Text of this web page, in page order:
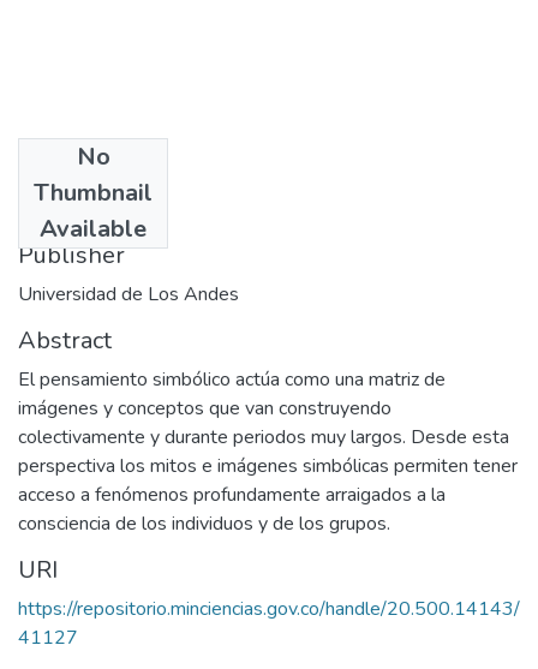
No
Thumbnail
Available
1998-03-06
Publisher
Universidad de Los Andes
Abstract
El pensamiento simbólico actúa como una matriz de
imágenes y conceptos que van construyendo
colectivamente y durante periodos muy largos. Desde esta
perspectiva los mitos e imágenes simbólicas permiten tener
acceso a fenómenos profundamente arraigados a la
consciencia de los individuos y de los grupos.
URI
https://repositorio.minciencias.gov.co/handle/20.500.14143/
41127